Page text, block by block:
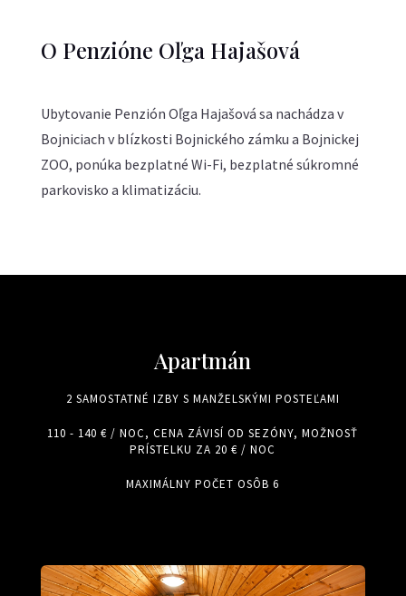
O Penzióne Oľga Hajašová
Ubytovanie Penzión Oľga Hajašová sa nachádza v
Bojniciach v blízkosti Bojnického zámku a Bojnickej
ZOO, ponúka bezplatné Wi-Fi, bezplatné súkromné
parkovisko a klimatizáciu.
Apartmán
2 SAMOSTATNÉ IZBY S MANŽELSKÝMI POSTEĽAMI
110 - 140 € / NOC, CENA ZÁVISÍ OD SEZÓNY, MOŽNOSŤ
PRÍSTELKU ZA 20 € / NOC
MAXIMÁLNY POČET OSÔB 6